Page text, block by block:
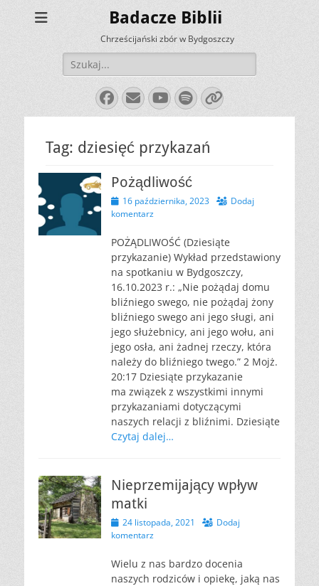
Badacze Biblii
Chrześcijański zbór w Bydgoszczy
Szukaj:
Facebook
E-
mail
YouTube
Spotify
Link
Tag: dziesięć przykazań
Pożądliwość
Opublikowano
16 października, 2023
Dodaj
komentarz
POŻĄDLIWOŚĆ (Dziesiąte
przykazanie) Wykład przedstawiony
na spotkaniu w Bydgoszczy,
16.10.2023 r.: „Nie pożądaj domu
bliźniego swego, nie pożądaj żony
bliźniego swego ani jego sługi, ani
jego służebnicy, ani jego wołu, ani
jego osła, ani żadnej rzeczy, która
należy do bliźniego twego.” 2 Mojż.
20:17 Dziesiąte przykazanie
ma związek z wszystkimi innymi
przykazaniami dotyczącymi
naszych relacji z bliźnimi. Dziesiąte
Czytaj dalej…
Nieprzemijający wpływ
matki
Opublikowano
24 listopada, 2021
Dodaj
komentarz
Wielu z nas bardzo docenia
naszych rodziców i opiekę, jaką nas